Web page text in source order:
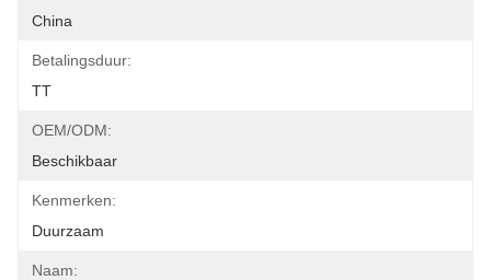
China
Betalingsduur:
TT
OEM/ODM:
Beschikbaar
Kenmerken:
Duurzaam
Naam: